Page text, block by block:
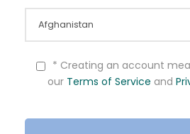
* Creating an account
our Terms of Service and